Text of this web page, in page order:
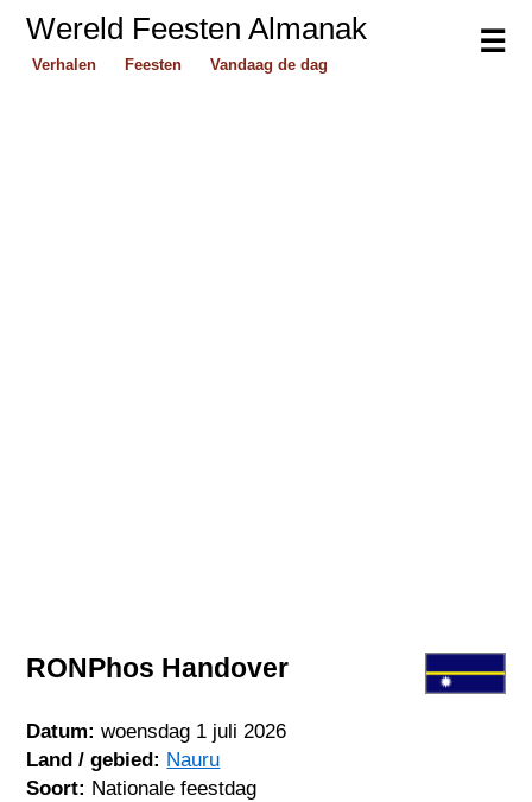
☰
Wereld Feesten Almanak
Verhalen Feesten Vandaag de dag
RONPhos Handover
Datum: woensdag 1 juli 2026
Land / gebied: Nauru
Soort: Nationale feestdag